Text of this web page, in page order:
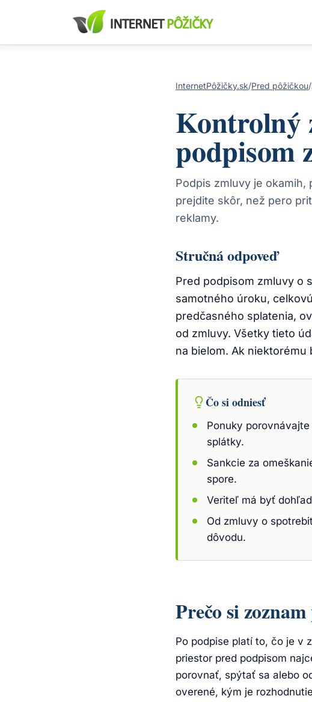
InternetPôžičky.sk/Pred pôžičkou/
Kontrolný
podpisom
Podpis zmluvy je
prejdite skôr, než pero
reklamy.
Stručná odpoveď
Pred podpisom zmluvy o
samotného úroku,
predčasného splatenia,
od zmluvy. Všetky tieto
na bielom. Ak
Čo si odniesť
Ponuky
splátky.
Sankcie za
spore.
Veriteľ má byť
Od zmluvy o
dôvodu.
Prečo si
Po podpise platí to, čo je v
priestor pred podpisom
porovnať, spýtať sa alebo
overené, kým je